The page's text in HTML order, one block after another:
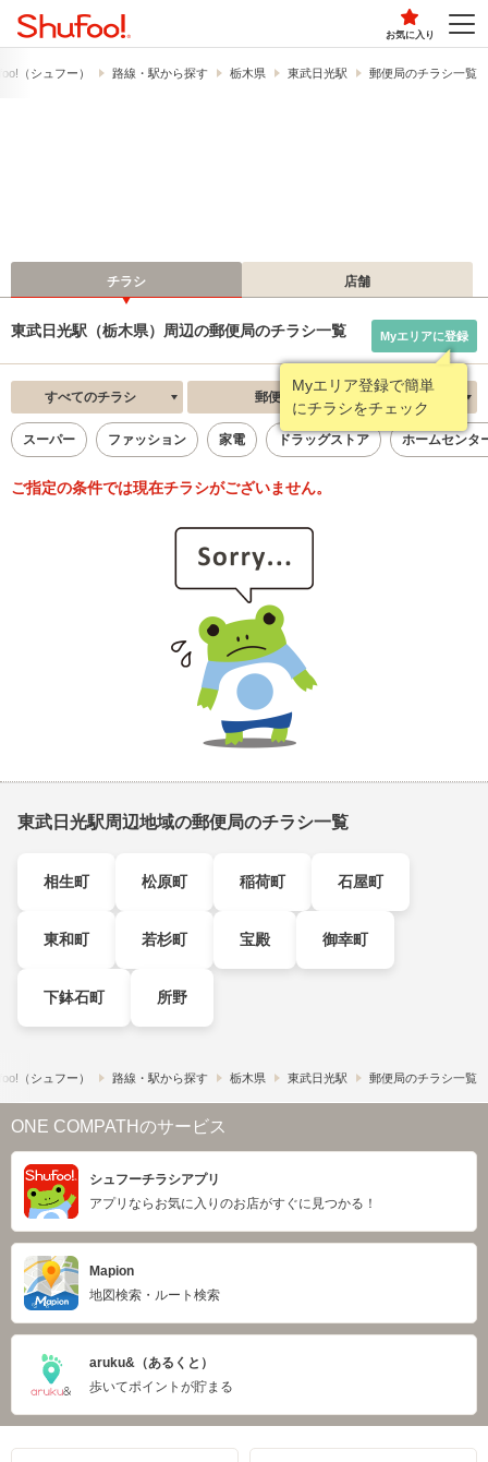
お気に入り
（シュフー） 路線・駅から探す 栃木県 東武日光駅 郵便局のチラシ一覧
チラシ 店舗
東武日光駅（栃木県）周辺の郵便局のチラシ一覧
Myエリア登録で簡単
にチラシをチェック
Myエリアに登録
すべてのチラシ 郵便局 新着順
スーパー ファッション 家電 ドラッグストア ホームセンタ
ご指定の条件では現在チラシがございません。
東武日光駅周辺地域の郵便局のチラシ一覧
相生町 松原町 稲荷町 石屋町
東和町 若杉町 宝殿 御幸町
下鉢石町 所野
（シュフー） 路線・駅から探す 栃木県 東武日光駅 郵便局のチラシ一覧
ONE COMPATHのサービス
シュフーチラシアプリ
アプリならお気に入りのお店がすぐに見つかる！
Mapion
地図検索・ルート検索
aruku&（あるくと）
歩いてポイントが貯まる